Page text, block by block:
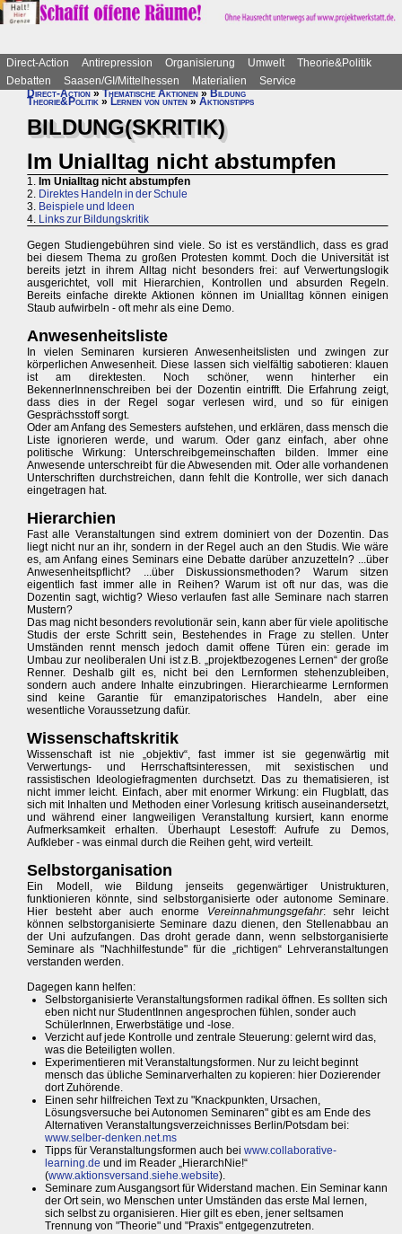
Direct-Action Antirepression Organisierung Umwelt
Theorie&Politik
Debatten
Saasen/GI/Mittelhessen Materialien
Service
Direct-Action»Thematische Aktionen»Bildung
Theorie&Politik » Lernen von unten » Aktionstipps
BILDUNG(SKRITIK)
Im Unialltag nicht abstumpfen
1. Im Unialltag nicht abstumpfen
2. Direktes Handeln in der Schule
3. Beispiele und Ideen
4. Links zur Bildungskritik
Gegen Studiengebühren sind viele. So ist es verständlich, dass es grad
bei diesem Thema zu großen Protesten kommt. Doch die Universität ist
bereits jetzt in ihrem Alltag nicht besonders frei: auf Verwertungslogik
ausgerichtet, voll mit Hierarchien, Kontrollen und absurden Regeln.
Bereits einfache direkte Aktionen können im Unialltag können einigen
Staub aufwirbeln - oft mehr als eine Demo.
Anwesenheitsliste
In vielen Seminaren kursieren Anwesenheitslisten und zwingen zur
körperlichen Anwesenheit. Diese lassen sich vielfältig sabotieren: klauen
ist am direktesten. Noch schöner, wenn hinterher ein
BekennerInnenschreiben bei der Dozentin eintrifft. Die Erfahrung zeigt,
dass dies in der Regel sogar verlesen wird, und so für einigen
Gesprächsstoff sorgt.
Oder am Anfang des Semesters aufstehen, und erklären, dass mensch die
Liste ignorieren werde, und warum. Oder ganz einfach, aber ohne
politische Wirkung: Unterschreibgemeinschaften bilden. Immer eine
Anwesende unterschreibt für die Abwesenden mit. Oder alle vorhandenen
Unterschriften durchstreichen, dann fehlt die Kontrolle, wer sich danach
eingetragen hat.
Hierarchien
Fast alle Veranstaltungen sind extrem dominiert von der Dozentin. Das
liegt nicht nur an ihr, sondern in der Regel auch an den Studis. Wie wäre
es, am Anfang eines Seminars eine Debatte darüber anzuzetteln? ...über
Anwesenheitspflicht? ...über Diskussionsmethoden? Warum sitzen
eigentlich fast immer alle in Reihen? Warum ist oft nur das, was die
Dozentin sagt, wichtig? Wieso verlaufen fast alle Seminare nach starren
Mustern?
Das mag nicht besonders revolutionär sein, kann aber für viele apolitische
Studis der erste Schritt sein, Bestehendes in Frage zu stellen. Unter
Umständen rennt mensch jedoch damit offene Türen ein: gerade im
Umbau zur neoliberalen Uni ist z.B. „projektbezogenes Lernen“ der große
Renner. Deshalb gilt es, nicht bei den Lernformen stehenzubleiben,
sondern auch andere Inhalte einzubringen. Hierarchiearme Lernformen
sind keine Garantie für emanzipatorisches Handeln, aber eine
wesentliche Voraussetzung dafür.
Wissenschaftskritik
Wissenschaft ist nie „objektiv“, fast immer ist sie gegenwärtig mit
Verwertungs- und Herrschaftsinteressen, mit sexistischen und
rassistischen Ideologiefragmenten durchsetzt. Das zu thematisieren, ist
nicht immer leicht. Einfach, aber mit enormer Wirkung: ein Flugblatt, das
sich mit Inhalten und Methoden einer Vorlesung kritisch auseinandersetzt,
und während einer langweiligen Veranstaltung kursiert, kann enorme
Aufmerksamkeit erhalten. Überhaupt Lesestoff: Aufrufe zu Demos,
Aufkleber - was einmal durch die Reihen geht, wird verteilt.
Selbstorganisation
Ein Modell, wie Bildung jenseits gegenwärtiger Unistrukturen,
funktionieren könnte, sind selbstorganisierte oder autonome Seminare.
Hier besteht aber auch enorme Vereinnahmungsgefahr: sehr leicht
können selbstorganisierte Seminare dazu dienen, den Stellenabbau an
der Uni aufzufangen. Das droht gerade dann, wenn selbstorganisierte
Seminare als "Nachhilfestunde" für die „richtigen“ Lehrveranstaltungen
verstanden werden.
Dagegen kann helfen:
Selbstorganisierte Veranstaltungsformen radikal öffnen. Es sollten sich
eben nicht nur StudentInnen angesprochen fühlen, sonder auch
SchülerInnen, Erwerbstätige und -lose.
Verzicht auf jede Kontrolle und zentrale Steuerung: gelernt wird das,
was die Beteiligten wollen.
Experimentieren mit Veranstaltungsformen. Nur zu leicht beginnt
mensch das übliche Seminarverhalten zu kopieren: hier Dozierender
dort Zuhörende.
Einen sehr hilfreichen Text zu "Knackpunkten, Ursachen,
Lösungsversuche bei Autonomen Seminaren" gibt es am Ende des
Alternativen Veranstaltungsverzeichnisses Berlin/Potsdam bei:
www.selber-denken.net.ms
Tipps für Veranstaltungsformen auch bei www.collaborative-
learning.de und im Reader „HierarchNie!“
(www.aktionsversand.siehe.website).
Seminare zum Ausgangsort für Widerstand machen. Ein Seminar kann
der Ort sein, wo Menschen unter Umständen das erste Mal lernen,
sich selbst zu organisieren. Hier gilt es eben, jener seltsamen
Trennung von "Theorie" und "Praxis" entgegenzutreten.